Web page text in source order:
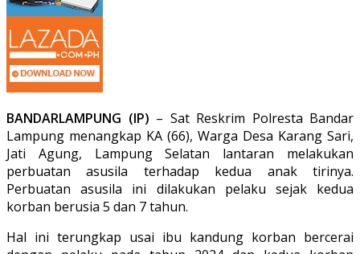
BANDARLAMPUNG (IP) – Sat Reskrim Polresta Bandar
Lampung menangkap KA (66), Warga Desa Karang Sari,
Jati Agung, Lampung Selatan lantaran melakukan
perbuatan asusila terhadap kedua anak tirinya.
Perbuatan asusila ini dilakukan pelaku sejak kedua
korban berusia 5 dan 7 tahun.
Hal ini terungkap usai ibu kandung korban bercerai